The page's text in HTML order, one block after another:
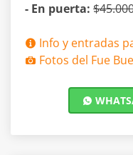
- En puerta:
Info y entradas
Fotos del Fue